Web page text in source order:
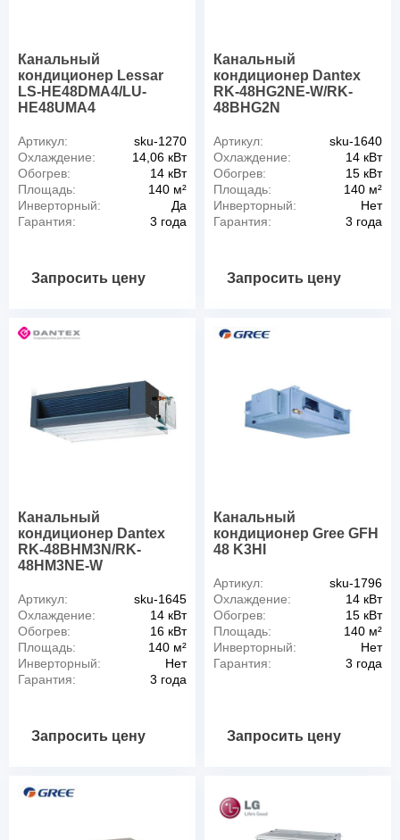
Канальный
кондиционер Lessar
LS-HE48DMA4/LU-
HE48UMA4
Артикул:
sku-1270
Охлаждение:
14,06 кВт
Обогрев:
14 кВт
Площадь:
140 м²
Инверторный:
Да
Гарантия:
3 года
Запросить цену
Канальный
кондиционер Dantex
RK-48HG2NE-W/RK-
48BHG2N
Артикул:
sku-1640
Охлаждение:
14 кВт
Обогрев:
15 кВт
Площадь:
140 м²
Инверторный:
Нет
Гарантия:
3 года
Запросить цену
Канальный
кондиционер Dantex
RK-48BHM3N/RK-
48HM3NE-W
Артикул:
sku-1645
Охлаждение:
14 кВт
Обогрев:
16 кВт
Площадь:
140 м²
Инверторный:
Нет
Гарантия:
3 года
Запросить цену
Канальный
кондиционер Gree GFH
48 K3HI
Артикул:
sku-1796
Охлаждение:
14 кВт
Обогрев:
15 кВт
Площадь:
140 м²
Инверторный:
Нет
Гарантия:
3 года
Запросить цену